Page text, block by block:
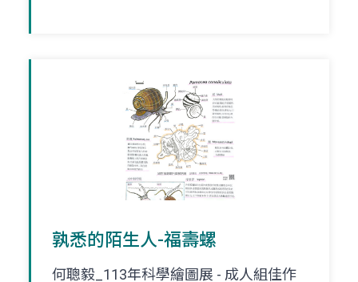
孰悉的陌生人-福壽螺
何聰毅_113年科學繪圖展 - 成人組佳作